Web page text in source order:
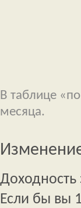
В таблице
месяца.
Доходность
Если бы вы